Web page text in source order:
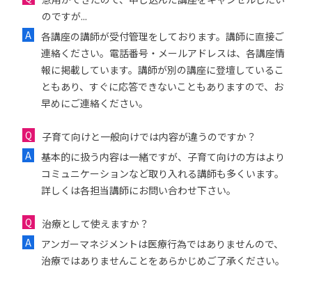
のですが...
各講座の講師が受付管理をしております。講師に直接ご
連絡ください。電話番号・メールアドレスは、各講座情
報に掲載しています。講師が別の講座に登壇しているこ
ともあり、すぐに応答できないこともありますので、お
早めにご連絡ください。
子育て向けと一般向けでは内容が違うのですか？
基本的に扱う内容は一緒ですが、子育て向けの方はより
コミュニケーションなど取り入れる講師も多くいます。
詳しくは各担当講師にお問い合わせ下さい。
治療として使えますか？
アンガーマネジメントは医療行為ではありませんので、
治療ではありませんことをあらかじめご了承ください。